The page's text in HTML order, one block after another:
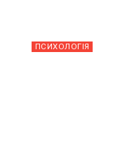
ПСИХОЛОГІЯ